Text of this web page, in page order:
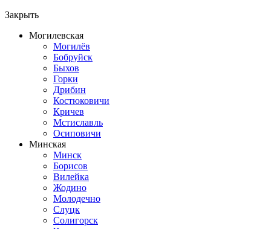
Закрыть
Могилевская
Могилёв
Бобруйск
Быхов
Горки
Дрибин
Костюковичи
Кричев
Мстиславль
Осиповичи
Минская
Минск
Борисов
Вилейка
Жодино
Молодечно
Слуцк
Солигорск